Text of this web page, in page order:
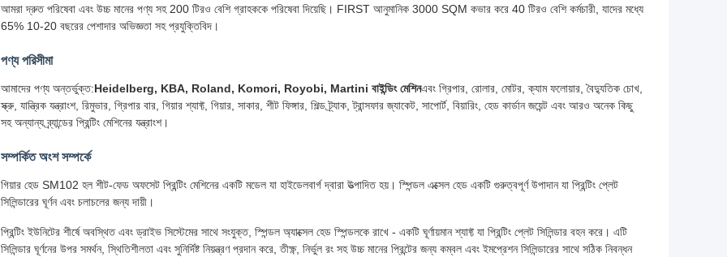
আমরা দ্রুত পরিষেবা এবং উচ্চ মানের পণ্য সহ 200 টিরও বেশি গ্রাহককে পরিষেবা দিয়েছি। FIRST আনুমানিক 3000 SQM কভার করে 40 টিরও বেশি কর্মচারী, যাদের মধ্যে
65% 10-20 বছরের পেশাদার অভিজ্ঞতা সহ প্রযুক্তিবিদ।
পণ্য পরিসীমা
আমাদের পণ্য অন্তর্ভুক্ত:Heidelberg, KBA, Roland, Komori, Royobi, Martini বাইন্ডিং মেশিনএবং গ্রিপার, রোলার, মোটর, ক্যাম ফলোয়ার, বৈদ্যুতিক চোখ,
স্ক্রু, যান্ত্রিক যন্ত্রাংশ, রিমুভার, গ্রিপার বার, গিয়ার শ্যাফ্ট, গিয়ার, সাকার, শীট ফিঙ্গার, শিল্ড ট্র্যাক, ট্রান্সফার জ্যাকেট, সাপোর্ট, বিয়ারিং, হেড কার্ডান জয়েন্ট এবং আরও অনেক কিছু
সহ অন্যান্য ব্র্যান্ডের প্রিন্টিং মেশিনের যন্ত্রাংশ।
সম্পর্কিত অংশ সম্পর্কে
গিয়ার হেড SM102 হল শীট-ফেড অফসেট প্রিন্টিং মেশিনের একটি মডেল যা হাইডেলবার্গ দ্বারা উত্পাদিত হয়। স্পিন্ডল এক্সেল হেড একটি গুরুত্বপূর্ণ উপাদান যা প্রিন্টিং প্লেট
সিলিন্ডারের ঘূর্ণন এবং চলাচলের জন্য দায়ী।
প্রিন্টিং ইউনিটের শীর্ষে অবস্থিত এবং ড্রাইভ সিস্টেমের সাথে সংযুক্ত, স্পিন্ডল অ্যাক্সেল হেড স্পিন্ডলকে রাখে - একটি ঘূর্ণায়মান শ্যাফ্ট যা প্রিন্টিং প্লেট সিলিন্ডার বহন করে। এটি
সিলিন্ডার ঘূর্ণনের উপর সমর্থন, স্থিতিশীলতা এবং সুনির্দিষ্ট নিয়ন্ত্রণ প্রদান করে, তীক্ষ্ণ, নির্ভুল রং সহ উচ্চ মানের প্রিন্টের জন্য কম্বল এবং ইমপ্রেশন সিলিন্ডারের সাথে সঠিক নিবন্ধন